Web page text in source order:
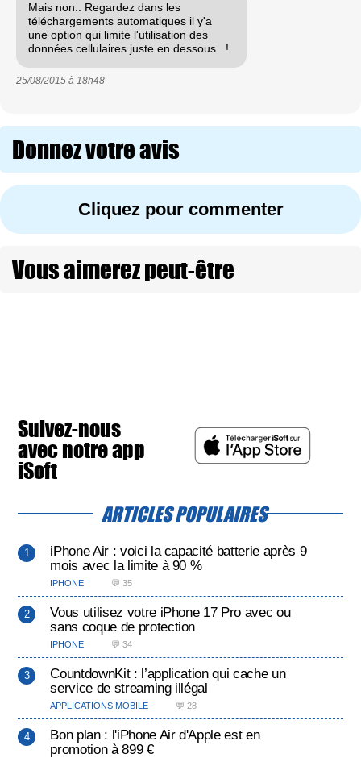
Mais non.. Regardez dans les
téléchargements automatiques il y'a
une option qui limite l'utilisation des
données cellulaires juste en dessous ..!
25/08/2015 à 18h48
Donnez votre avis
Cliquez pour commenter
Vous aimerez peut-être
Suivez-nous
avec notre app
iSoft
ARTICLES POPULAIRES
iPhone Air : voici la capacité batterie après 9
mois avec la limite à 90 %
IPHONE 💬 35
Vous utilisez votre iPhone 17 Pro avec ou
sans coque de protection
IPHONE 💬 34
CountdownKit : l’application qui cache un
service de streaming illégal
APPLICATIONS MOBILE 💬 28
Bon plan : l'iPhone Air d'Apple est en
promotion à 899 €